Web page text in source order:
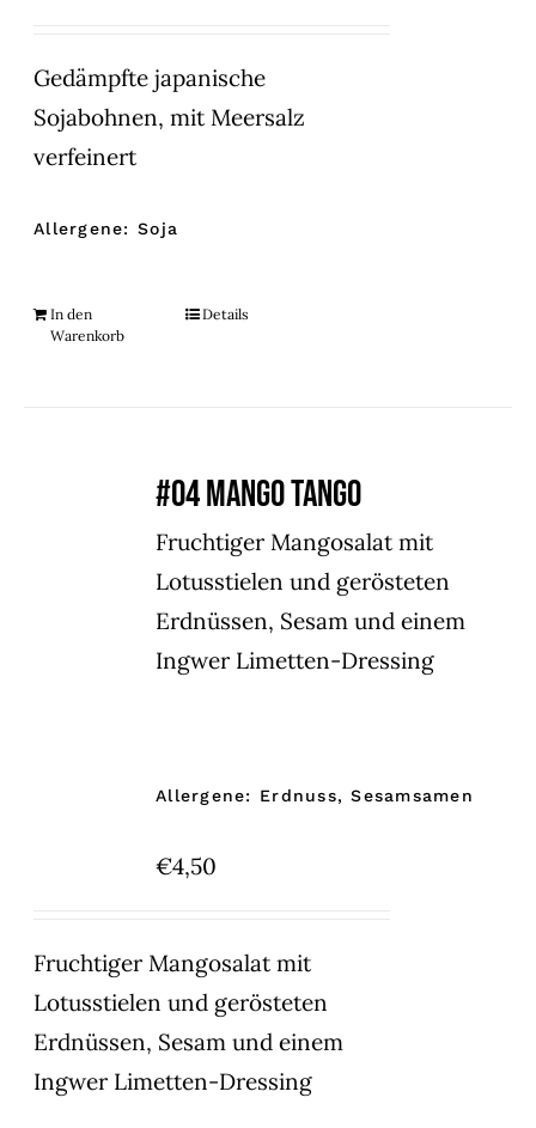
Gedämpfte japanische
Sojabohnen, mit Meersalz
verfeinert
Allergene: Soja
In den
Warenkorb
Details
#04 MANGO TANGO
Fruchtiger Mangosalat mit
Lotusstielen und gerösteten
Erdnüssen, Sesam und einem
Ingwer Limetten-Dressing
Allergene: Erdnuss, Sesamsamen
€4,50
Fruchtiger Mangosalat mit
Lotusstielen und gerösteten
Erdnüssen, Sesam und einem
Ingwer Limetten-Dressing